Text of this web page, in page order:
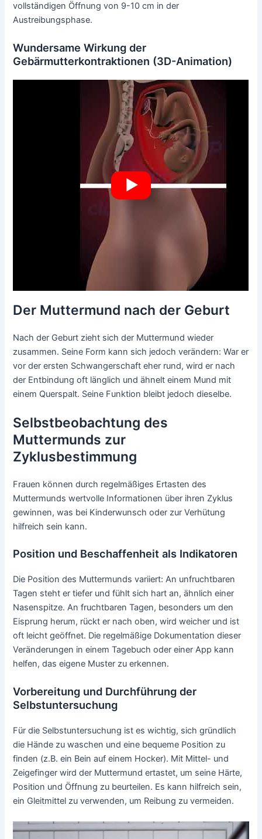
vollständigen Öffnung von 9-10 cm in der
Austreibungsphase.
Wundersame Wirkung der
Gebärmutterkontraktionen (3D-Animation)
Der Muttermund nach der Geburt
Nach der Geburt zieht sich der Muttermund wieder
zusammen. Seine Form kann sich jedoch verändern: War er
vor der ersten Schwangerschaft eher rund, wird er nach
der Entbindung oft länglich und ähnelt einem Mund mit
einem Querspalt. Seine Funktion bleibt jedoch dieselbe.
Selbstbeobachtung des
Muttermunds zur
Zyklusbestimmung
Frauen können durch regelmäßiges Ertasten des
Muttermunds wertvolle Informationen über ihren Zyklus
gewinnen, was bei Kinderwunsch oder zur Verhütung
hilfreich sein kann.
Position und Beschaffenheit als Indikatoren
Die Position des Muttermunds variiert: An unfruchtbaren
Tagen steht er tiefer und fühlt sich hart an, ähnlich einer
Nasenspitze. An fruchtbaren Tagen, besonders um den
Eisprung herum, rückt er nach oben, wird weicher und ist
oft leicht geöffnet. Die regelmäßige Dokumentation dieser
Veränderungen in einem Tagebuch oder einer App kann
helfen, das eigene Muster zu erkennen.
Vorbereitung und Durchführung der
Selbstuntersuchung
Für die Selbstuntersuchung ist es wichtig, sich gründlich
die Hände zu waschen und eine bequeme Position zu
finden (z.B. ein Bein auf einem Hocker). Mit Mittel- und
Zeigefinger wird der Muttermund ertastet, um seine Härte,
Position und Öffnung zu beurteilen. Es kann hilfreich sein,
ein Gleitmittel zu verwenden, um Reibung zu vermeiden.